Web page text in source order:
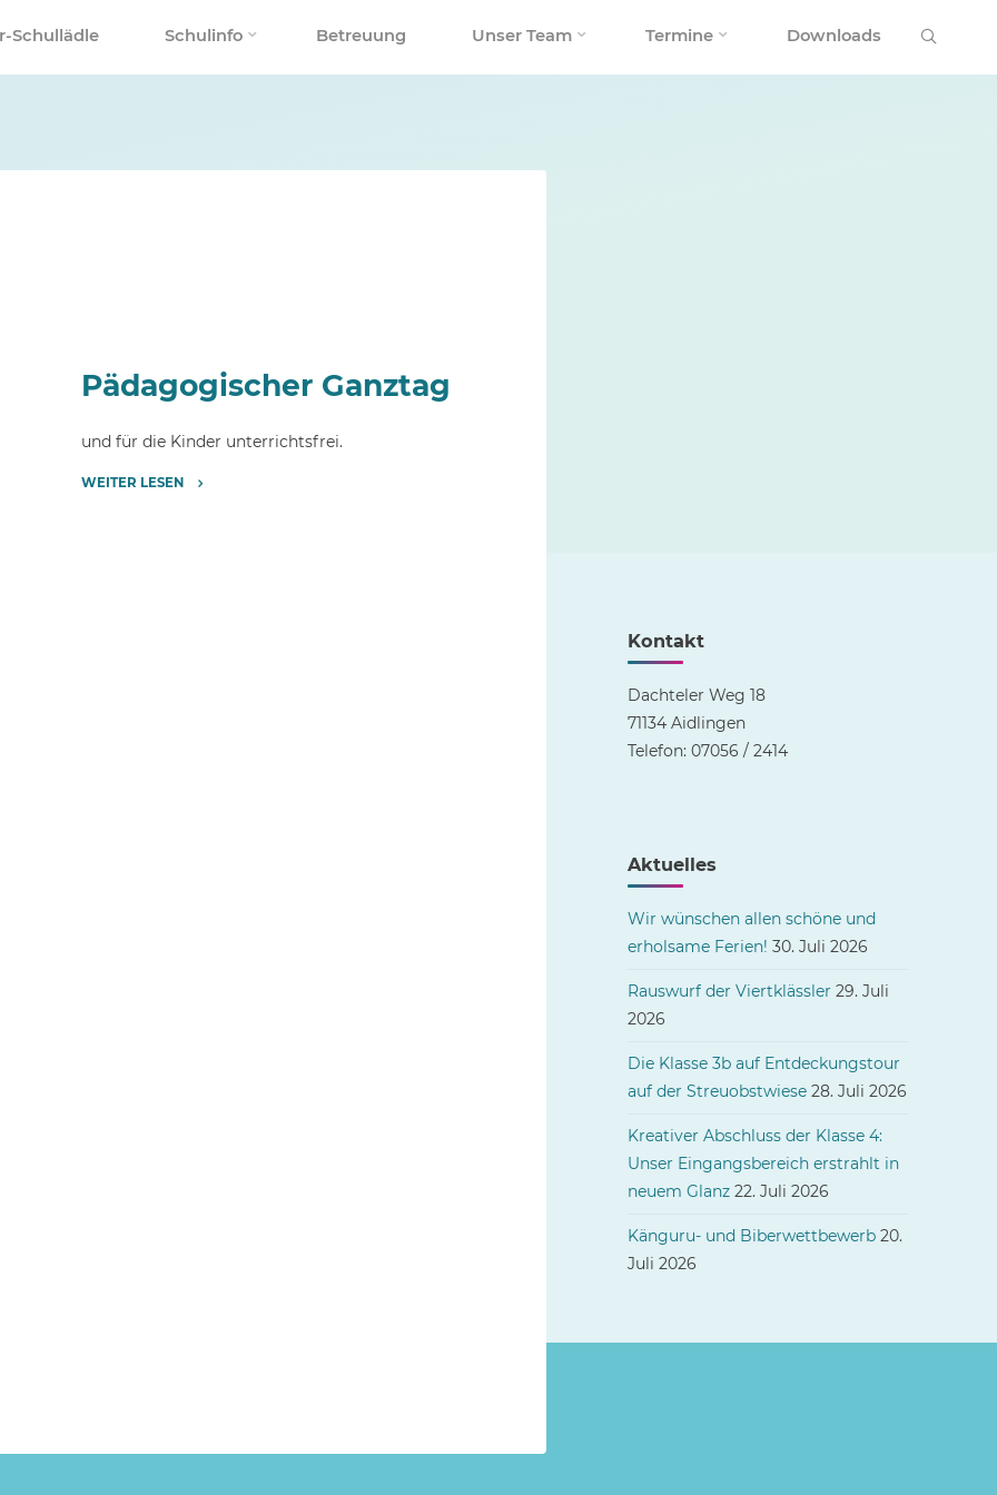
Schullädle Schulinfo Betreuung Unser Team Termine Downloads
Pädagogischer Ganztag
und für die Kinder unterrichtsfrei.
WEITER LESEN
Kontakt
Dachteler Weg 18
71134 Aidlingen
Telefon: 07056 / 2414
Aktuelles
Wir wünschen allen schöne und
erholsame Ferien! 30. Juli 2026
Rauswurf der Viertklässler 29. Juli
2026
Die Klasse 3b auf Entdeckungstour
auf der Streuobstwiese 28. Juli 2026
Kreativer Abschluss der Klasse 4:
Unser Eingangsbereich erstrahlt in
neuem Glanz 22. Juli 2026
Känguru- und Biberwettbewerb 20.
Juli 2026